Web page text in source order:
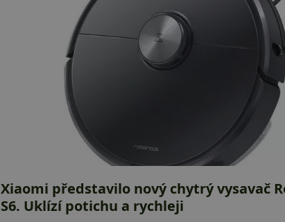
Xiaomi představilo nový chytrý vysavač
S6. Uklízí potichu a rychleji